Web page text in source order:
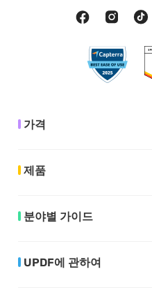
가격
제품
분야별 가이드
UPDF에 관하여